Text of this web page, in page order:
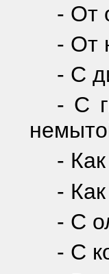
- От
- От
- С
- С
-
-
- С
- С